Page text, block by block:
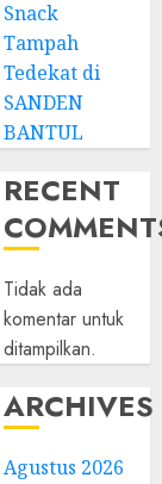
Snack
Tampah
Tedekat di
SANDEN
BANTUL
RECENT
Tidak ada
komentar untuk
ditampilkan.
ARCHIVES
Agustus 2026